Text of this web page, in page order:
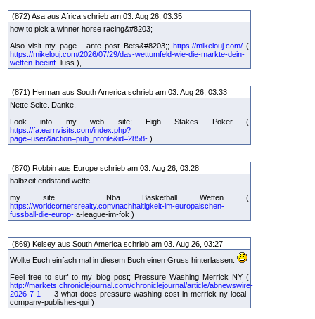
(872) Asa aus Africa schrieb am 03. Aug 26, 03:35
how to pick a winner horse racing&#8203;
Also visit my page - ante post Bets&#8203;; https://mikelouj.com/(
https://mikelouj.com/2026/07/29/das-wettumfeld-wie-die-markte-dein-
wetten-beeinf- luss ),
(871) Herman aus South America schrieb am 03. Aug 26, 03:33
Nette Seite. Danke.
Look into my web site; High Stakes Poker (
https://fa.earnvisits.com/index.php?
page=user&action=pub_profile&id=2858- )
(870) Robbin aus Europe schrieb am 03. Aug 26, 03:28
halbzeit endstand wette
my site ... Nba Basketball Wetten (
https://worldcornersrealty.com/nachhaltigkeit-im-europaischen-
fussball-die-europ- a-league-im-fok )
(869) Kelsey aus South America schrieb am 03. Aug 26, 03:27
Wollte Euch einfach mal in diesem Buch einen Gruss hinterlassen.
Feel free to surf to my blog post; Pressure Washing Merrick NY (
http://markets.chroniclejournal.com/chroniclejournal/article/abnewswire-
2026-7-1- 3-what-does-pressure-washing-cost-in-merrick-ny-local-
company-publishes-gui )